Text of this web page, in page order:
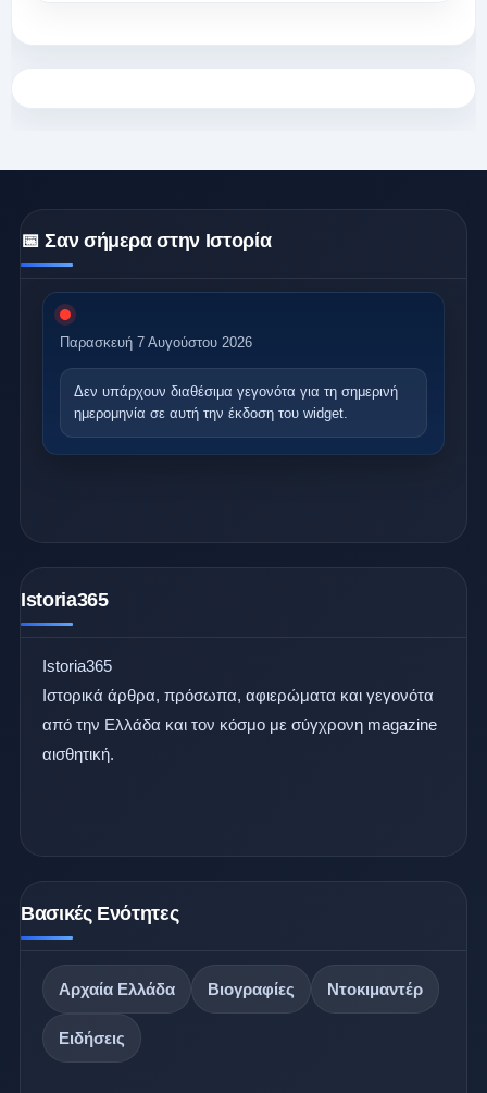
📅 Σαν σήμερα στην Ιστορία
Παρασκευή 7 Αυγούστου 2026
Δεν υπάρχουν διαθέσιμα γεγονότα για τη σημερινή
ημερομηνία σε αυτή την έκδοση του widget.
Istoria365
Istoria365
Ιστορικά άρθρα, πρόσωπα, αφιερώματα και γεγονότα
από την Ελλάδα και τον κόσμο με σύγχρονη magazine
αισθητική.
Βασικές Ενότητες
Αρχαία Ελλάδα Βιογραφίες Ντοκιμαντέρ
Ειδήσεις